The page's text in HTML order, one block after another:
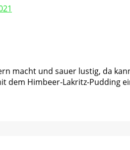
macht und sauer lustig, da
dem Himbeer-Lakritz-Pudding